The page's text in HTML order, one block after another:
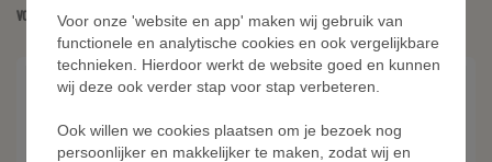
voor heren - Wit
Voor onze 'website en app' maken wij gebruik van
functionele en analytische cookies en ook vergelijkbare
technieken. Hierdoor werkt de website goed en kunnen
wij deze ook verder stap voor stap verbeteren.
Ook willen we cookies plaatsen om je bezoek nog
persoonlijker en makkelijker te maken, zodat wij en